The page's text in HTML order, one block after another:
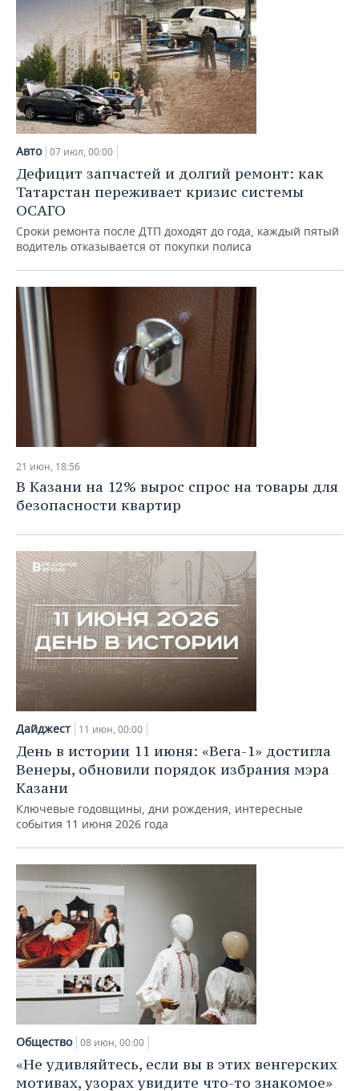
Авто 07 июл, 00:00
Дефицит запчастей и долгий ремонт: как
Татарстан переживает кризис системы
ОСАГО
Сроки ремонта после ДТП доходят до года, каждый пятый
водитель отказывается от покупки полиса
21 июн, 18:56
В Казани на 12% вырос спрос на товары для
безопасности квартир
Дайджест 11 июн, 00:00
День в истории 11 июня: «Вега-1» достигла
Венеры, обновили порядок избрания мэра
Казани
Ключевые годовщины, дни рождения, интересные
события 11 июня 2026 года
Общество 08 июн, 00:00
«Не удивляйтесь, если вы в этих венгерских
мотивах, узорах увидите что-то знакомое»